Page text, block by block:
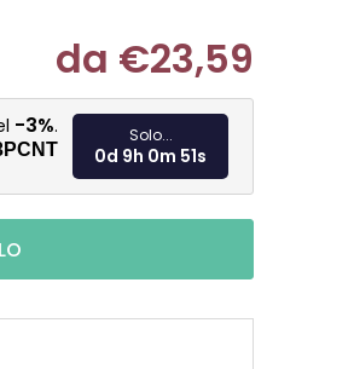
da €23,59
Misura
-3%.
Solo...
0d 9h 0m 50s